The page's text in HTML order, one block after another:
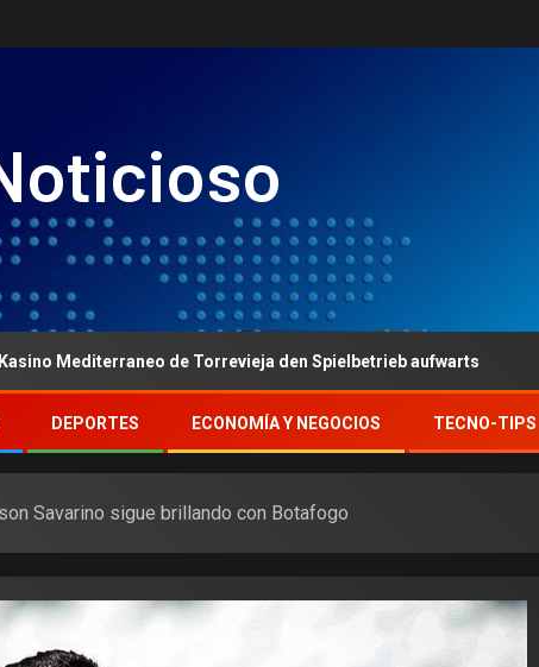
de Torrevieja den Spielbetrieb aufwarts
DEPORTES ECONOMÍA Y NEGOCIOS TECNO-TIPS
Savarino sigue brillando con Botafogo